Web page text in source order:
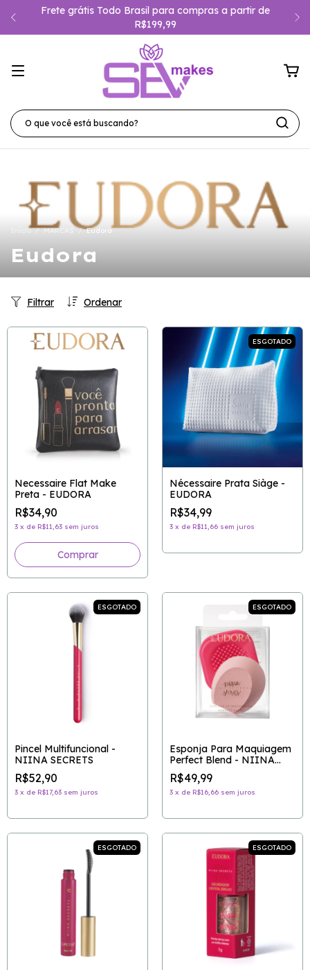
Frete grátis Todo Brasil para compras a partir de
R$199,99
Início / MARCAS / Eudora
Eudora
Ordenar
Filtrar
Necessaire Flat Make
Preta - EUDORA
R$34,90
3 x de R$11,63 sem juros
ESGOTADO
Nécessaire Prata Siàge -
EUDORA
R$34,99
3 x de R$11,66 sem juros
ESGOTADO
Pincel Multifuncional -
NIINA SECRETS
R$52,90
3 x de R$17,63 sem juros
ESGOTADO
Esponja Para Maquiagem
Perfect Blend - NIINA
SECRETS
R$49,99
3 x de R$16,66 sem juros
ESGOTADO ESGOTADO